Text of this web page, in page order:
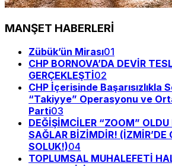
MANŞET HABERLERİ
Zübük’ün Mirası01
CHP BORNOVA’DA DEVİR
GERÇEKLEŞTİ02
CHP İçerisinde Başarısızlıkla
“Takiyye” Operasyonu ve
Parti03
DEĞİŞİMCİLER “ZOOM”
SAĞLAR BİZİMDİR! (İZMİR’DE
SOLUK!)04
TOPLUMSAL MUHALEFETİ